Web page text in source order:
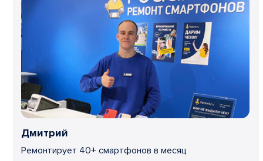
Дмитрий
Ремонтирует 40+ смартфонов в месяц